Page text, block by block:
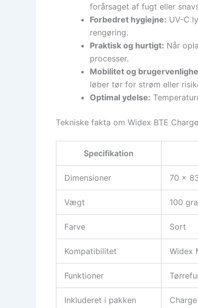
forårsaget af fugt eller
Forbedret hygiejne: UV-C
rengøring.
Praktisk og hurtigt: Når
processer.
Mobilitet og
løber tør for strøm eller
Optimal ydelse:
Tekniske fakta om Widex BTE
Specifikation
Dimensioner 70 x
Vægt 100
Farve Sort
Kompatibilitet Widex
Funktioner
Inkluderet i pakken